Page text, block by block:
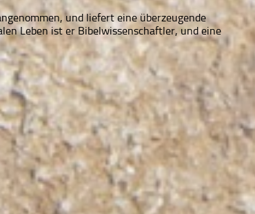
und liefert eine überzeugende
Leben ist er Bibelwissenschaftler, und eine